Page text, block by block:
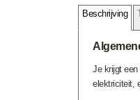
Beschrijving
Je krijgt een
elektriciteit,